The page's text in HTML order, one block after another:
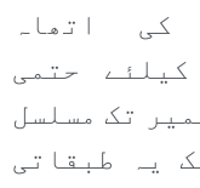
کی اتھاہ
حتمی
تک مسلسل
یہ طبقاتی